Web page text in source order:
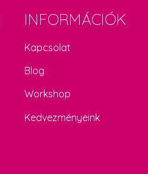
INFORMÁCIÓK
Kapcsolat
Blog
Workshop
Kedvezményeink